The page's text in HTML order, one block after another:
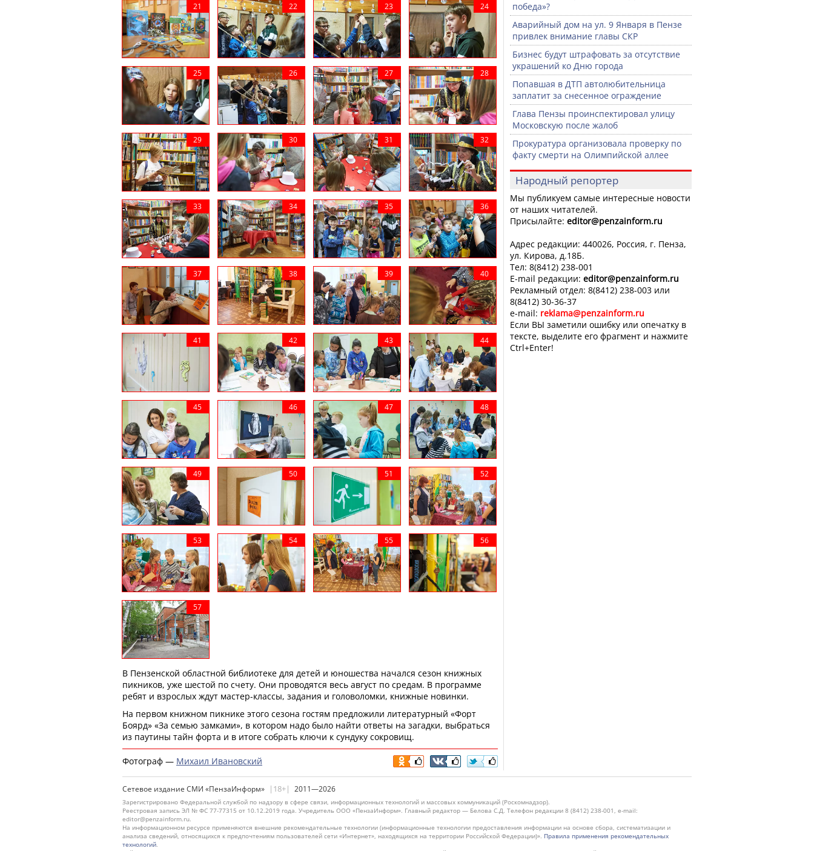
В Пензенской областной библиотеке для детей и юношества начался сезон книжных
пикников, уже шестой по счету. Они проводятся весь август по средам. В программе
ребят и взрослых ждут мастер-классы, задания и головоломки, книжные новинки.
На первом книжном пикнике этого сезона гостям предложили литературный «Форт
Боярд» «За семью замками», в котором надо было найти ответы на загадки, выбраться
из паутины тайн форта и в итоге собрать ключи к сундуку сокровищ.
Фотограф — Михаил Ивановский
победа»?
Аварийный дом на ул. 9 Января в Пензе
привлек внимание главы СКР
Бизнес будут штрафовать за отсутствие
украшений ко Дню города
Попавшая в ДТП автолюбительница
заплатит за снесенное ограждение
Глава Пензы проинспектировал улицу
Московскую после жалоб
Прокуратура организовала проверку по
факту смерти на Олимпийской аллее
Народный репортер
Мы публикуем самые интересные новости
от наших читателей.
Присылайте: editor@penzainform.ru
Адрес редакции: 440026, Россия, г. Пенза,
ул. Кирова, д.18Б.
Тел: 8(8412) 238-001
E-mail редакции: editor@penzainform.ru
Рекламный отдел: 8(8412) 238-003 или
8(8412) 30-36-37
e-mail: reklama@penzainform.ru
Если ВЫ заметили ошибку или опечатку в
тексте, выделите его фрагмент и нажмите
Ctrl+Enter!
Сетевое издание СМИ «ПензаИнформ» |18+| 2011—2026
Зарегистрировано Федеральной службой по надзору в сфере связи, информационных технологий и массовых коммуникаций (Роскомнадзор).
Реестровая запись ЭЛ № ФС 77-77315 от 10.12.2019 года. Учредитель ООО «ПензаИнформ». Главный редактор — Белова С.Д. Телефон редакции 8 (8412) 238-001, e-mail:
editor@penzainform.ru.
На информационном ресурсе применяются внешние рекомендательные технологии (информационные технологии предоставления информации на основе сбора, систематизации и
анализа сведений, относящихся к предпочтениям пользователей сети «Интернет», находящихся на территории Российской Федерации)». Правила применения рекомендательных
технологий.